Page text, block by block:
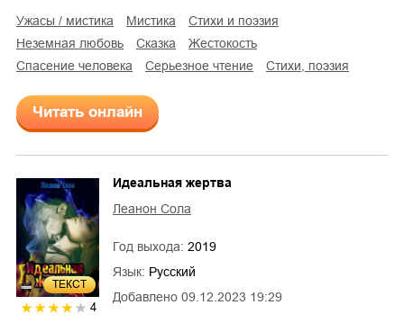
ужасы / мистика мистика
стихи и поэзия
неземная любовь
сказка
жестокость
спасение человека
серьезное чтение cтихи, поэзия
Читать онлайн
ТЕКСТ
4
Добавлено 09.12.2023 19:29
Идеальная жертва
Леанон Сола
Год выхода: 2019
Язык: Русский